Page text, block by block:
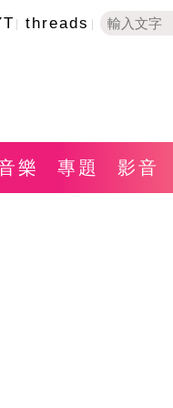
threads
樂 專題 影音